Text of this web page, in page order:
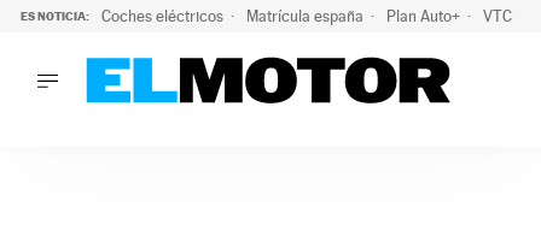
ES NOTICIA: Coches eléctricos Matrícula españa Plan Auto+ VTC